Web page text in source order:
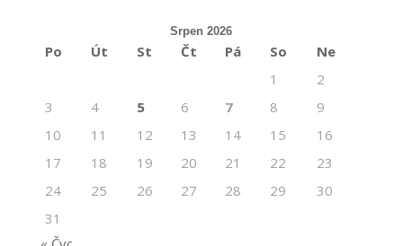
Srpen 2026
Po Út St Čt Pá So
Ne
1
2
3
4 5 6 7 8
9
10
11 12 13 14 15
16
17
18 19 20 21 22
23
24
25 26 27 28 29
30
31